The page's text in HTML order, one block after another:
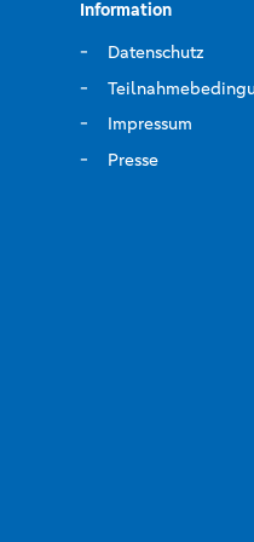
Information
Datenschutz
Impressum
Presse